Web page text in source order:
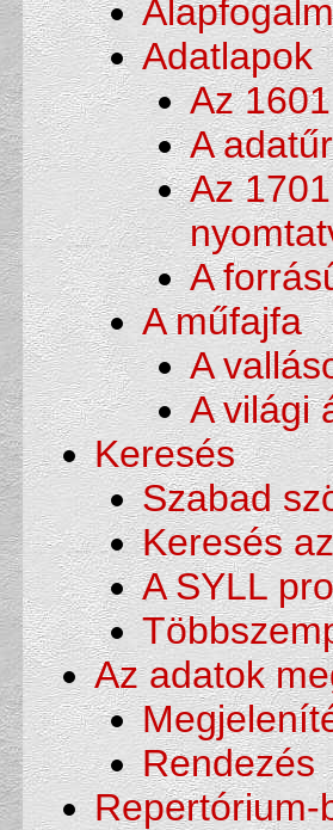
Adatlapok
Az
A
Az
A
A műfajfa
A
A világi
Keresés
Szabad
Keresés
A SYLL
Az adatok
Rendezés
Repertórium-